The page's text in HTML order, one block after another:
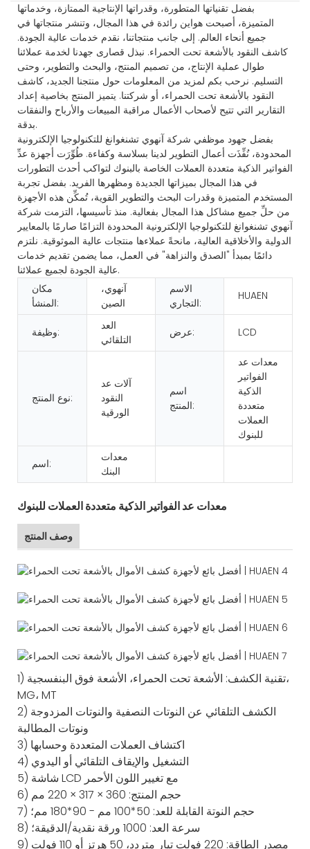
بفضل تقنياتها المتطورة، وقدراتها الإنتاجية الممتازة، وخدماتها
المتميزة، أصبحت هواين رائدة في هذا المجال، وتنشر منتجاتها في
جميع أنحاء العالم. إلى جانب منتجاتنا، نقدم خدمات عالية الجودة.
كاشف النقود بالأشعة تحت الحمراء. نبذل قصارى جهدنا لخدمة عملائنا
طوال عملية الإنتاج، من تصميم المنتج، والبحث والتطوير، وحتى
التسليم. نرحب بكم لمزيد من المعلومات حول منتجنا الجديد، كاشف
النقود بالأشعة تحت الحمراء، أو شركتنا. يتميز المنتج بخاصية إعداد
التقارير التي تتيح لأصحاب الأعمال مراقبة المبيعات والأرباح والنفقات
بدقة.
بفضل جهود موظفي شركة آنهوي تشنغوانغ للتكنولوجيا الإلكترونية
المحدودة، نُفِّذَت أعمال التطوير لدينا بسلاسة وكفاءة. طُوِّرَت أجهزة عدِّ
الفواتير الذكية متعددة العملات الخاصة بالبنوك لتواكب أحدث التطورات
في هذا المجال بميزاتها الجديدة ومظهرها الفريد. بفضل تجربة
المستخدم المتميزة وقدرات البحث والتطوير القوية، تُمكِّن هذه الأجهزة
من حلِّ جميع مشاكل هذا المجال بفعالية. منذ تأسيسها، التزمت شركة
آنهوي تشنغوانغ للتكنولوجيا الإلكترونية المحدودة التزامًا صارمًا بالمعايير
الدولية والأخلاقية العالية، مانحةً عملاءها منتجات عالية الموثوقية. نلتزم
دائمًا بمبدأ "الصدق والنزاهة" في العمل، مما يضمن تقديم خدمات
عالية الجودة لجميع عملائنا.
مكان
المنشأ:
آنهوي،
الصين
الاسم
التجاري:
HUAEN
وظيفة:
العد
التلقائي
عرض: LCD
نوع المنتج:
آلات عد
النقود
الورقية
اسم
المنتج:
معدات عد
الفواتير
الذكية
متعددة
العملات
للبنوك
اسم:
معدات
البنك
معدات عد الفواتير الذكية متعددة العملات للبنوك
وصف المنتج
1) تقنية الكشف: الأشعة تحت الحمراء، الأشعة فوق البنفسجية،
MG، MT
2) الكشف التلقائي عن النوتات النصفية والنوتات المزدوجة
ونوتات المطالبة
3) اكتشاف العملات المتعددة وحسابها
4) التشغيل والإيقاف التلقائي أو اليدوي
5) شاشة LCD مع تغيير اللون الأحمر
6) حجم المنتج: 360 × 317 × 220 مم
7) حجم النوتة القابلة للعد: 50*100 مم - 90*180 مم؛
8) سرعة العد: 1000 ورقة نقدية/الدقيقة؛
9) مصدر الطاقة: 220 فولت تيار متردد، 50 هرتز أو 110 فولت